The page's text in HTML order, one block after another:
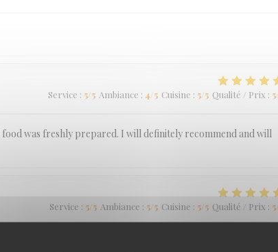
Service : 5/5 Ambiance : 4/5 Cuisine : 5/5 Qualité / Prix : 5
was freshly prepared. I will definitely recommend and will
Service : 5/5 Ambiance : 5/5 Cuisine : 5/5 Qualité / Prix : 5